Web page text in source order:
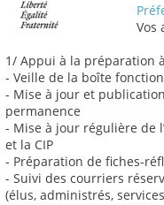
Vos
1/ Appui à la préparation
- Veille de la boîte
- Mise à jour et
permanence
- Mise à jour régulière de
et la CIP
- Préparation de fiches-
- Suivi des courriers
(élus, administrés,